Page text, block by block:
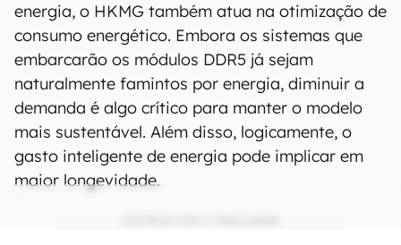
energia, o HKMG também atua na otimização de
consumo energético. Embora os sistemas que
embarcarão os módulos DDR5 já sejam
naturalmente famintos por energia, diminuir a
demanda é algo crítico para manter o modelo
mais sustentável. Além disso, logicamente, o
gasto inteligente de energia pode implicar em
maior longevidade.